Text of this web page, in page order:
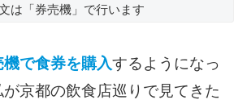
は「券売機」で行います
機で食券を購入するようになっ
京都の飲食店巡りで見てきた